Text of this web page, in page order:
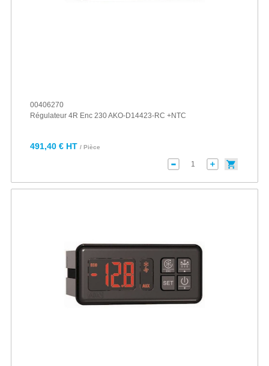
00406270
Régulateur 4R Enc 230 AKO-D14423-RC +NTC
491,40 € HT / Pièce